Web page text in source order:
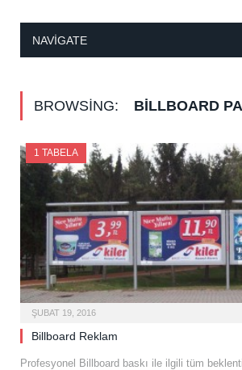
NAVIGATE
BROWSING: BILLBOARD
1 TABELA
ŞUBAT 19, 2016
Billboard Reklam
Profesyonel Billboard baskı ile ilgili tüm